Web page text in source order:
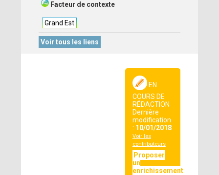
Facteur de contexte
Grand Est
Voir tous les liens
EN
COURS DE
RÉDACTION
Dernière
modification
: 10/01/2018
Voir les
contributeurs
Proposer
un
enrichissement